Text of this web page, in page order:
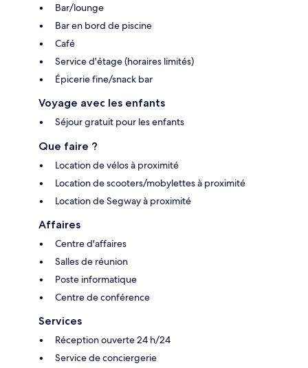
Bar/lounge
Bar en bord de piscine
Café
Service d'étage (horaires limités)
Épicerie fine/snack bar
Voyage avec les enfants
Séjour gratuit pour les enfants
Que faire ?
Location de vélos à proximité
Location de scooters/mobylettes à proximité
Location de Segway à proximité
Affaires
Centre d'affaires
Salles de réunion
Poste informatique
Centre de conférence
Services
Réception ouverte 24 h/24
Service de conciergerie